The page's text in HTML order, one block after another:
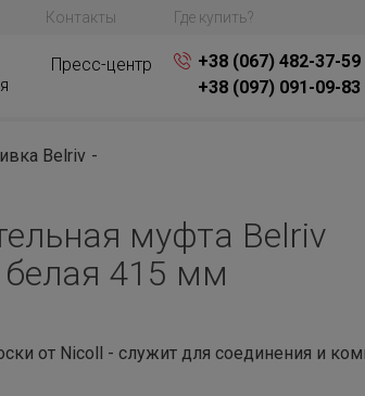
Контакты Где купить?
Пресс-центр
+38 (067) 482-37-59
+38 (097) 091-09-83
Belriv
муфта Belriv
415 мм
от Nicoll - служит для соединения и